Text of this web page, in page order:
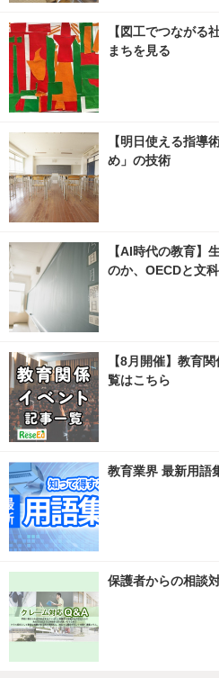
【図工でつながる
まちを見る
【明日使える指導
め」の技術
【AI時代の教育】
のか、OECDと文
【8月開催】教育
覧はこちら
教育業界 最新用語
保護者からの相談